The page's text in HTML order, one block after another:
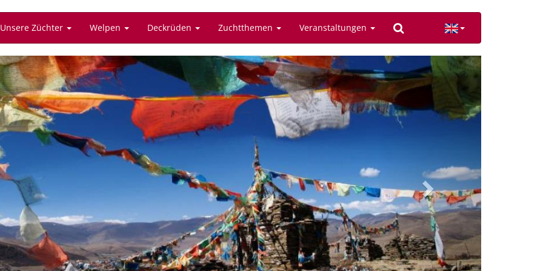
Unsere Züchter Welpen Deckrüden Zuchtthemen Veranstaltungen
Next